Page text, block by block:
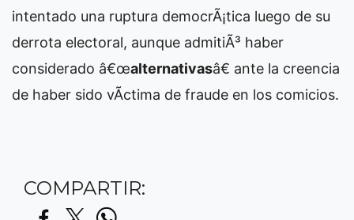
intentado una ruptura democrÃ¡tica luego de su
derrota electoral, aunque admitiÃ³ haber
considerado â€œalternativasâ€ ante la creencia
de haber sido vÃ­ctima de fraude en los comicios.
COMPARTIR: